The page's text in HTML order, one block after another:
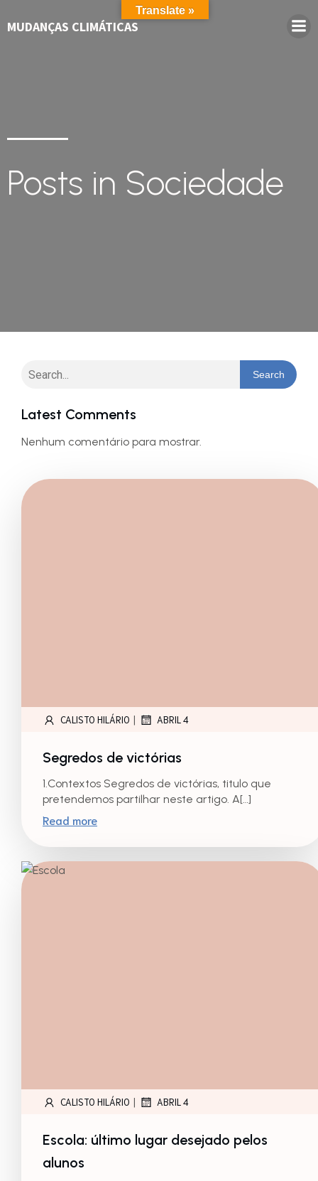
MUDANÇAS CLIMÁTICAS
Posts in Sociedade
Search
Latest Comments
Nenhum comentário para mostrar.
CALISTO HILÁRIO | ABRIL 4
Segredos de victórias
1.Contextos Segredos de victórias, titulo que
pretendemos partilhar neste artigo. A[…]
Read more
CALISTO HILÁRIO | ABRIL 4
Escola: último lugar desejado pelos
alunos
Translate »